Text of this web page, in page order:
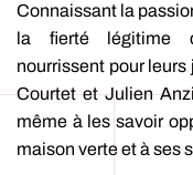
Connaissant la
la fierté légitime
nourrissent pour
Courtet et Julien
même à les savoir
maison verte et à ses